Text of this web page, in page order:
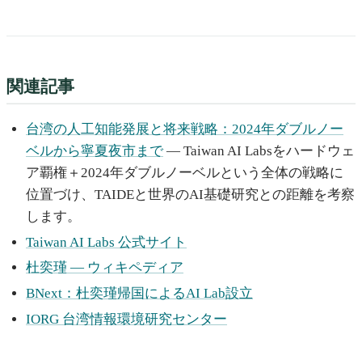
関連記事
台湾の人工知能発展と将来戦略：2024年ダブルノー
ベルから寧夏夜市まで— Taiwan AI Labsをハードウェ
ア覇権＋2024年ダブルノーベルという全体の戦略に
位置づけ、TAIDEと世界のAI基礎研究との距離を考察
します。
Taiwan AI Labs 公式サイト
杜奕瑾 — ウィキペディア
BNext：杜奕瑾帰国によるAI Lab設立
IORG 台湾情報環境研究センター